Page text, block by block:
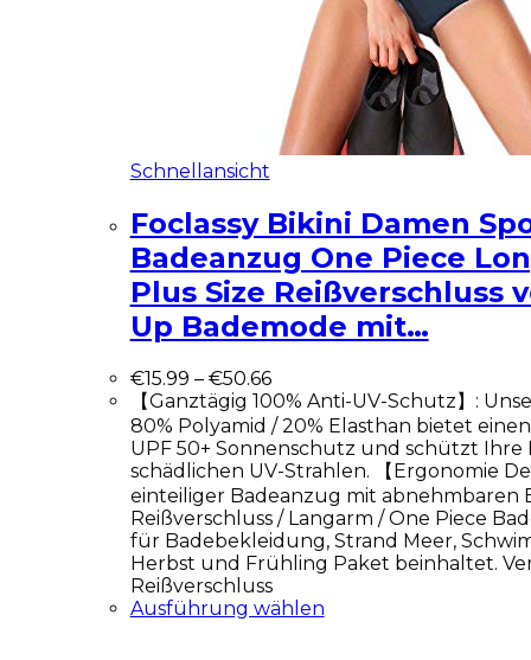
Schnellansicht
Foclassy Bikini Damen
Badeanzug One Piece
Plus Size Reißverschluss
Up Bademode mit…
€15.99 – €50.66
【Ganztägig 100% Anti-UV-Schutz】:
80% Polyamid / 20% Elasthan bietet
UPF 50+ Sonnenschutz und schützt Ihre
schädlichen UV-Strahlen. 【Ergonomie
einteiliger Badeanzug mit abnehmbaren
Reißverschluss / Langarm / One Piece
für Badebekleidung, Strand Meer,
Herbst und Frühling Paket beinhaltet.
Reißverschluss
Ausführung wählen